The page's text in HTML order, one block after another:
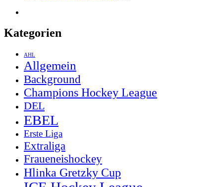
Kategorien
AHL
Allgemein
Background
Champions Hockey League
DEL
EBEL
Erste Liga
Extraliga
Fraueneishockey
Hlinka Gretzky Cup